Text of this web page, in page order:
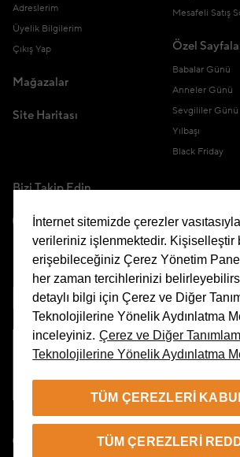
Adreslerim
Üyelik Bilgilerim
Çıkış Yap
Mağazalar
Site Haritası
Mesafeli Satış
Özel
Babalar Günü
Anneler Günü
Sevgililer Günü
Yılbaşı
Black Friday
Bizi Takip Edin
Uygulamamızı İndirin
İnternet sitemizde çerezler
verileriniz işlenmektedir. Kişiselleştir
erişebileceğiniz Çerez Yönetim
her zaman tercihlerinizi
detaylı bilgi için Çerez ve Diğer
Teknolojilerine Yönelik Aydınlatma
inceleyiniz. Çerez ve Diğer
Teknolojilerine Yönelik Aydınlatma
TÜM ÇEREZLERI
TÜM ÇEREZLERI